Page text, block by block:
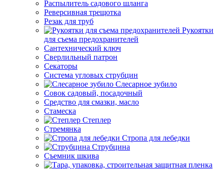
Распылитель садового шланга
Реверсивная трещотка
Резак для труб
Рукоятки
для съема предохранителей
Сантехнический ключ
Сверлильный патрон
Секаторы
Система угловых струбцин
Слесарное зубило
Совок садовый, посадочный
Средство для смазки, масло
Стамеска
Степлер
Стремянка
Стропа для лебедки
Струбцина
Съемник шкива